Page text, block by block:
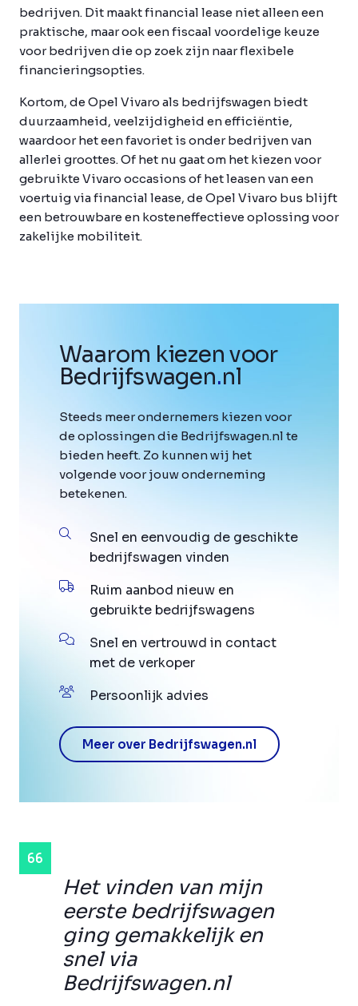
bedrijven. Dit maakt financial lease niet alleen een
praktische, maar ook een fiscaal voordelige keuze
voor bedrijven die op zoek zijn naar flexibele
financieringsopties.
Kortom, de Opel Vivaro als bedrijfswagen biedt
duurzaamheid, veelzijdigheid en efficiëntie,
waardoor het een favoriet is onder bedrijven van
allerlei groottes. Of het nu gaat om het kiezen voor
gebruikte Vivaro occasions of het leasen van een
voertuig via financial lease, de Opel Vivaro bus blijft
een betrouwbare en kosteneffectieve oplossing voor
zakelijke mobiliteit.
Het vinden van mijn
eerste bedrijfswagen
ging gemakkelijk en
snel via
Bedrijfswagen.nl
Waarom kiezen voor
Bedrijfswagen.nl
Steeds meer ondernemers kiezen voor
de oplossingen die Bedrijfswagen.nl te
bieden heeft. Zo kunnen wij het
volgende voor jouw onderneming
betekenen.
Snel en eenvoudig de geschikte
bedrijfswagen vinden
Ruim aanbod nieuw en
gebruikte bedrijfswagens
Snel en vertrouwd in contact
met de verkoper
Persoonlijk advies
Meer over Bedrijfswagen.nl